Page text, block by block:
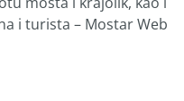
i turista – Mostar Web